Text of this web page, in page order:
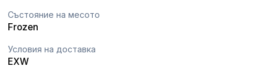
Състояние на месото
Frozen
Условия на доставка
EXW